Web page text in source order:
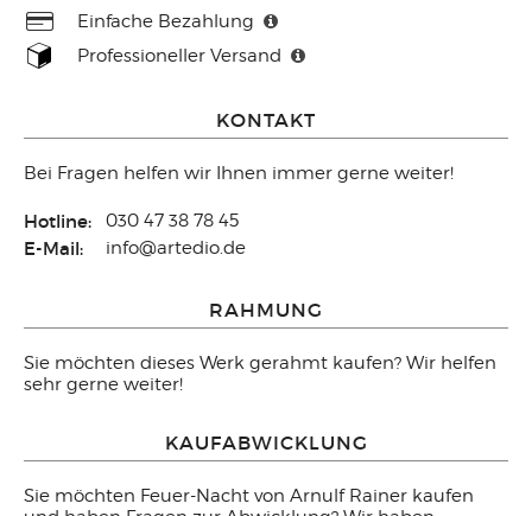
Einfache Bezahlung
Professioneller Versand
KONTAKT
Bei Fragen helfen wir Ihnen immer gerne weiter!
Hotline: 030 47 38 78 45
E-Mail: info@artedio.de
RAHMUNG
Sie möchten dieses Werk gerahmt kaufen? Wir helfen
sehr gerne weiter!
KAUFABWICKLUNG
Sie möchten Feuer-Nacht von Arnulf Rainer kaufen